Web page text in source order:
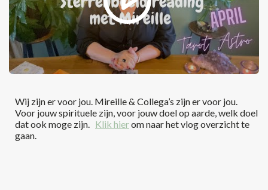
Wij zijn er voor jou. Mireille & Collega’s zijn er voor jou.
Voor jouw spirituele zijn, voor jouw doel op aarde, welk doel
dat ook moge zijn. Klik hierom naar het vlog overzicht te
gaan.